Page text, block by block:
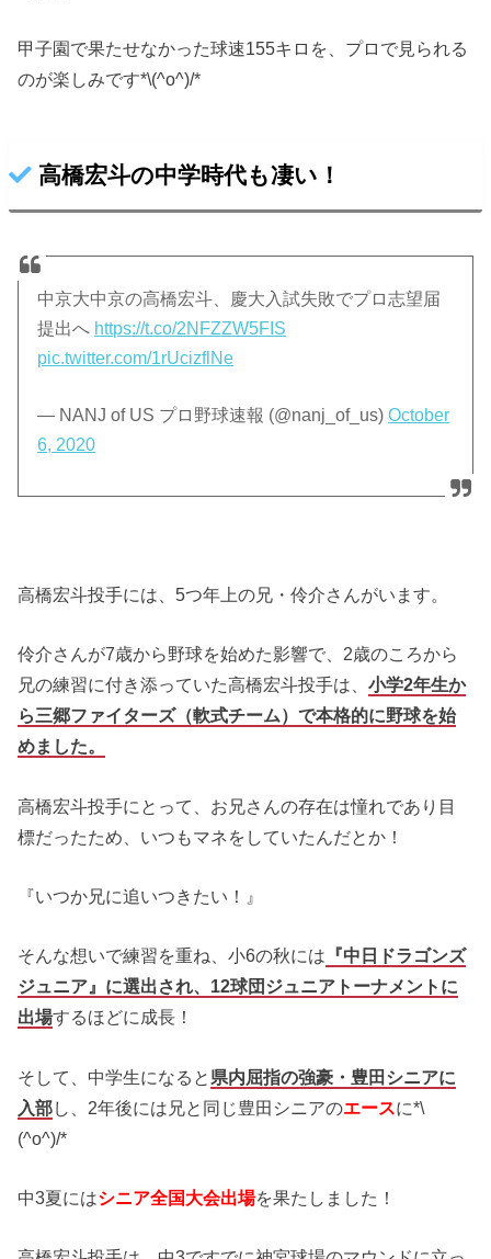
甲子園で果たせなかった球速155キロを、プロで見られる
のが楽しみです*\(^o^)/*
高橋宏斗の中学時代も凄い！
中京大中京の高橋宏斗、慶大入試失敗でプロ志望届
提出へ https://t.co/2NFZZW5FIS
pic.twitter.com/1rUcizflNe
— NANJ of US プロ野球速報 (@nanj_of_us)October
6, 2020
高橋宏斗投手には、5つ年上の兄・伶介さんがいます。
伶介さんが7歳から野球を始めた影響で、2歳のころから
兄の練習に付き添っていた高橋宏斗投手は、小学2年生か
ら三郷ファイターズ（軟式チーム）で本格的に野球を始
めました。
高橋宏斗投手にとって、お兄さんの存在は憧れであり目
標だったため、いつもマネをしていたんだとか！
『いつか兄に追いつきたい！』
そんな想いで練習を重ね、小6の秋には 『中日ドラゴンズ
ジュニア』に選出され、12球団ジュニアトーナメントに
出場するほどに成長！
そして、中学生になると 県内屈指の強豪・豊田シニアに
入部し、2年後には兄と同じ豊田シニアのエースに*\
(^o^)/*
中3夏にはシニア全国大会出場を果たしました！